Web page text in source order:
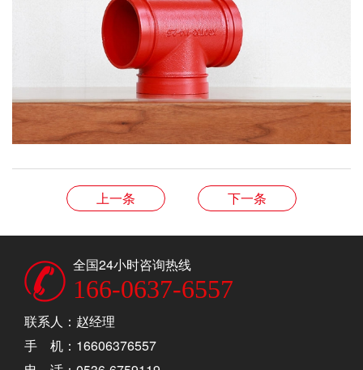
上一条 下一条
全国24小时咨询热线
166-0637-6557
联系人：赵经理
手 机：16606376557